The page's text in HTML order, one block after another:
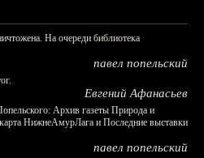
На очереди библиотека
павел попельский
Евгений Афанасьев
Архив газеты Природа и
НижнеАмурЛага и Последние выставки
павел попельский